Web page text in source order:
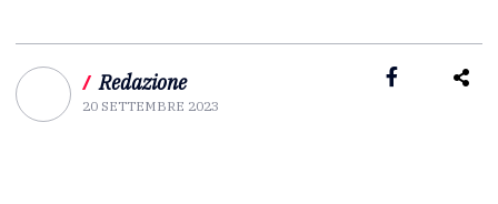
/ Redazione
20 SETTEMBRE 2023